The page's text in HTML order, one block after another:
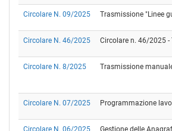
Circolare N. 09/2025 Trasmissione "Linee
Circolare N. 46/2025 Circolare n. 46/2025
Circolare N. 8/2025 Trasmissione
Circolare N. 07/2025 Programmazione